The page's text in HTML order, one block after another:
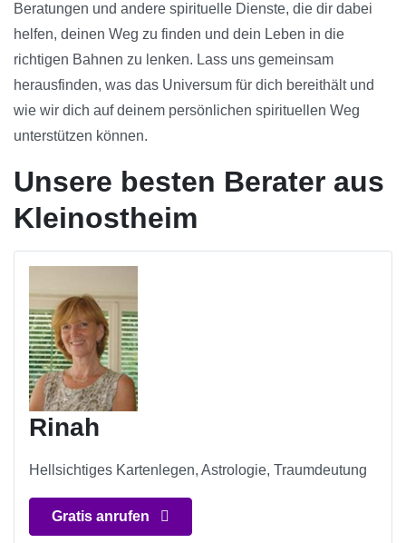
Beratungen und andere spirituelle Dienste, die dir dabei
helfen, deinen Weg zu finden und dein Leben in die
richtigen Bahnen zu lenken. Lass uns gemeinsam
herausfinden, was das Universum für dich bereithält und
wie wir dich auf deinem persönlichen spirituellen Weg
unterstützen können.
Unsere besten Berater aus
Kleinostheim
Rinah
Hellsichtiges Kartenlegen, Astrologie, Traumdeutung
Gratis anrufen